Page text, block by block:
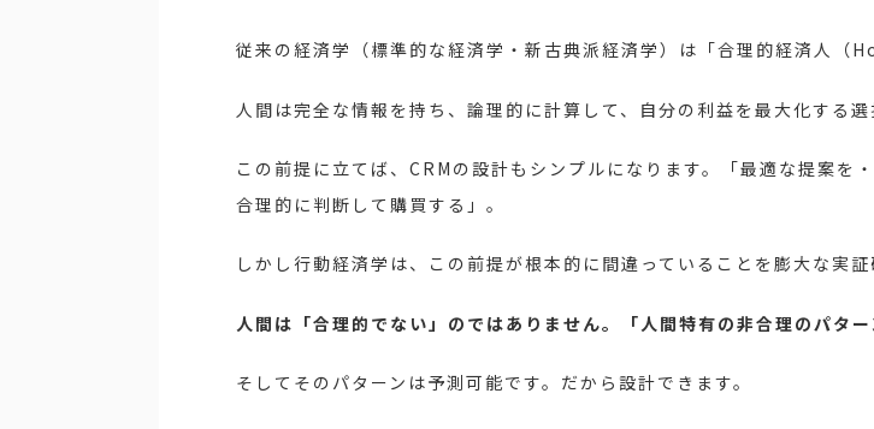
従来の経済学（標準的な経済学・新古典派経済学）は「合理的経済人
人間は完全な情報を持ち、論理的に計算して、自分の利益を最大化する
この前提に立てば、CRMの設計もシンプルになります。「最適な提案を
合理的に判断して購買する」。
しかし行動経済学は、この前提が根本的に間違っていることを膨大な実証
人間は「合理的でない」のではありません。「人間特有の非合理のパター
そしてそのパターンは予測可能です。だから設計できます。